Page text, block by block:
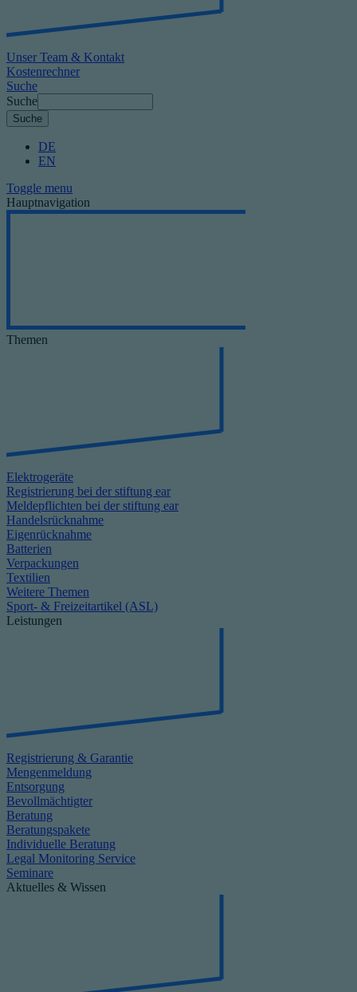
Unser Team & Kontakt
Kostenrechner
Suche
Suche
DE
EN
Toggle menu
Hauptnavigation
Themen
Elektrogeräte
Registrierung bei der stiftung ear
Meldepflichten bei der stiftung ear
Handelsrücknahme
Eigenrücknahme
Batterien
Verpackungen
Textilien
Weitere Themen
Sport- & Freizeitartikel (ASL)
Leistungen
Registrierung & Garantie
Mengenmeldung
Entsorgung
Bevollmächtigter
Beratung
Beratungspakete
Individuelle Beratung
Legal Monitoring Service
Seminare
Aktuelles & Wissen